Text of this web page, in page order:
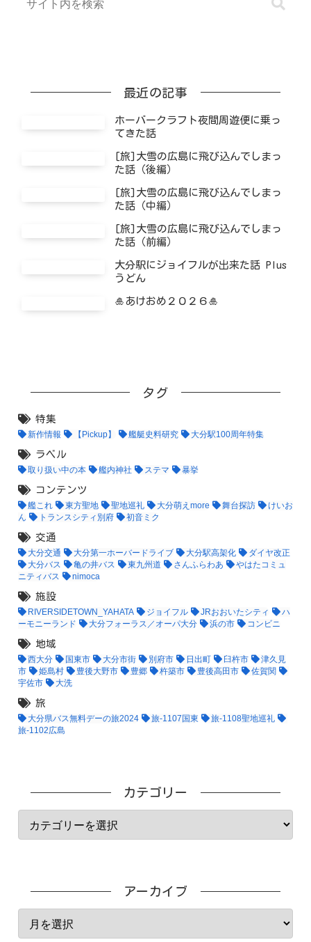
最近の記事
ホーバークラフト夜間周遊便に乗っ
てきた話
[旅]大雪の広島に飛び込んでしまっ
た話（後編）
[旅]大雪の広島に飛び込んでしまっ
た話（中編）
[旅]大雪の広島に飛び込んでしまっ
た話（前編）
大分駅にジョイフルが出来た話 Plus
うどん
🎍あけおめ２０２６🎍
タグ
特集
新作情報 【Pickup】 艦艇史料研究 大分駅100周年特集
ラベル
取り扱い中の本 艦内神社 ステマ 暴挙
コンテンツ
艦これ 東方聖地 聖地巡礼 大分萌えmore 舞台探訪
けいお
ん
トランスシティ別府 初音ミク
交通
大分交通 大分第一ホーバードライブ 大分駅高架化
ダイヤ改正
大分バス
亀の井バス 東九州道 さんふらわあ
やはたコミュ
ニティバス
nimoca
施設
RIVERSIDETOWN_YAHATA ジョイフル JRおおいたシティ
ハ
ーモニーランド
大分フォーラス／オーパ大分 浜の市 コンビニ
地域
西大分 国東市 大分市街 別府市 日出町 臼杵市
津久見
市
姫島村 豊後大野市 豊郷 杵築市 豊後高田市
佐賀関
宇佐市
大洗
旅
大分県バス無料デーの旅2024 旅-1107国東
旅-1108聖地巡礼
旅-1102広島
カテゴリー
アーカイブ